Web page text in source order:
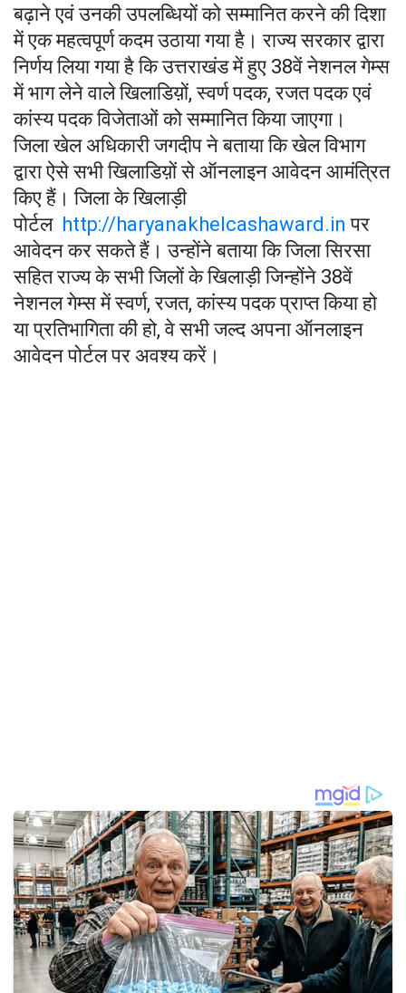
बढ़ाने एवं उनकी उपलब्धियों को सम्मानित करने की दिशा
में एक महत्वपूर्ण कदम उठाया गया है। राज्य सरकार द्वारा
निर्णय लिया गया है कि उत्तराखंड में हुए 38वें नेशनल गेम्स
में भाग लेने वाले खिलाडिय़ों, स्वर्ण पदक, रजत पदक एवं
कांस्य पदक विजेताओं को सम्मानित किया जाएगा।
जिला खेल अधिकारी जगदीप ने बताया कि खेल विभाग
द्वारा ऐसे सभी खिलाडिय़ों से ऑनलाइन आवेदन आमंत्रित
किए हैं। जिला के खिलाड़ी
पोर्टल http://haryanakhelcashaward.in पर
आवेदन कर सकते हैं। उन्होंने बताया कि जिला सिरसा
सहित राज्य के सभी जिलों के खिलाड़ी जिन्होंने 38वें
नेशनल गेम्स में स्वर्ण, रजत, कांस्य पदक प्राप्त किया हो
या प्रतिभागिता की हो, वे सभी जल्द अपना ऑनलाइन
आवेदन पोर्टल पर अवश्य करें।